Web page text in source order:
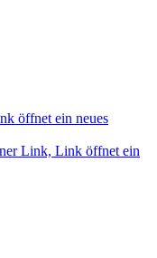
öffnet ein neues
Link, Link öffnet ein